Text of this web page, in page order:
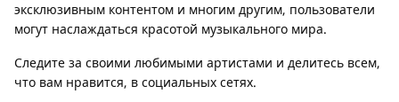
эксклюзивным контентом и многим другим, пользователи
могут наслаждаться красотой музыкального мира.
Следите за своими любимыми артистами и делитесь всем,
что вам нравится, в социальных сетях.